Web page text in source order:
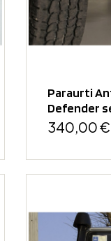
Paraurti
Defender
340,00 €